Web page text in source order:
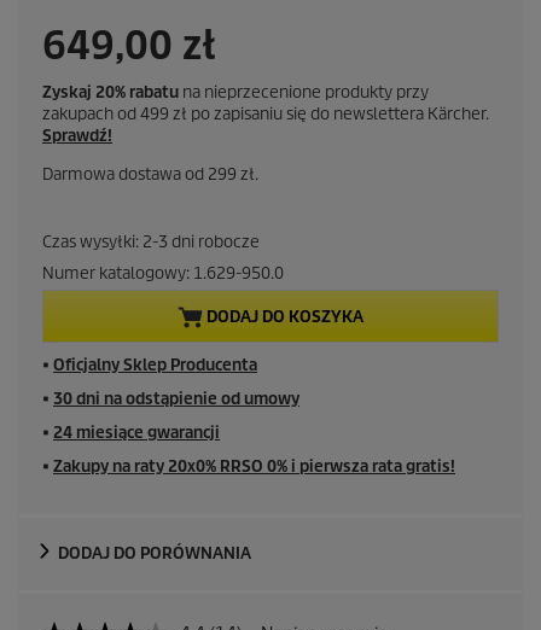
A
k
t
u
a
l
n
a
c
e
n
649,00 zł
Zyskaj 20% rabatu na nieprzecenione produkty przy
zakupach od 499 zł po zapisaniu się do newslettera Kärcher.
Sprawdź!
Darmowa dostawa od 299 zł.
Czas wysyłki: 2-3 dni robocze
Numer katalogowy: 1.629-950.0
DODAJ DO KOSZYKA
■ Oficjalny Sklep Producenta
■ 30 dni na odstąpienie od umowy
■ 24 miesiące gwarancji
■ Zakupy na raty 20x0% RRSO 0% i pierwsza rata gratis!
DODAJ DO PORÓWNANIA